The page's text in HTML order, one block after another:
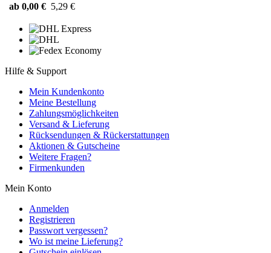
ab 0,00 € 5,29 €
Hilfe & Support
Mein Kundenkonto
Meine Bestellung
Zahlungsmöglichkeiten
Versand & Lieferung
Rücksendungen & Rückerstattungen
Aktionen & Gutscheine
Weitere Fragen?
Firmenkunden
Mein Konto
Anmelden
Registrieren
Passwort vergessen?
Wo ist meine Lieferung?